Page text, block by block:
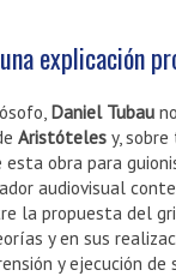
explicación
Daniel Tubau
Aristóteles y,
obra para
audiovisual
la propuesta del
y en sus
y ejecución de